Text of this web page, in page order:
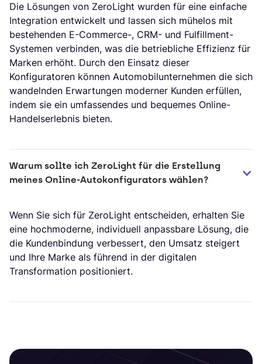
Die Lösungen von ZeroLight wurden für eine einfache
Integration entwickelt und lassen sich mühelos mit
bestehenden E-Commerce-, CRM- und Fulfillment-
Systemen verbinden, was die betriebliche Effizienz für
Marken erhöht. Durch den Einsatz dieser
Konfiguratoren können Automobilunternehmen die sich
wandelnden Erwartungen moderner Kunden erfüllen,
indem sie ein umfassendes und bequemes Online-
Handelserlebnis bieten.
Warum sollte ich ZeroLight für die Erstellung
meines Online-Autokonfigurators wählen?
Wenn Sie sich für ZeroLight entscheiden, erhalten Sie
eine hochmoderne, individuell anpassbare Lösung, die
die Kundenbindung verbessert, den Umsatz steigert
und Ihre Marke als führend in der digitalen
Transformation positioniert.